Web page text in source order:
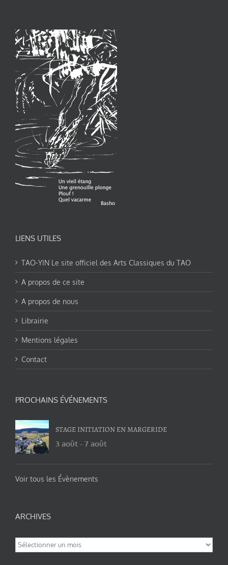
LIENS UTILES
TAO-YIN Le site officiel des Arts Classiques du TAO
A propos de ce site
A propos de nous
Librairie
Mentions légales
Contact
PROCHAINS ÉVÉNEMENTS
STAGE INITIATION EN MARGERIDE
3 août - 7 août
Voir tous les Évènements
ARCHIVES
Archives